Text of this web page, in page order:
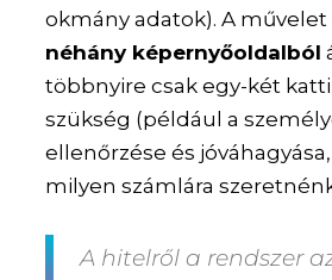
okmány adatok). A művelet
néhány képernyőoldalból
többnyire csak egy-két
szükség (például a
ellenőrzése és
milyen számlára
A hitelről a rendszer